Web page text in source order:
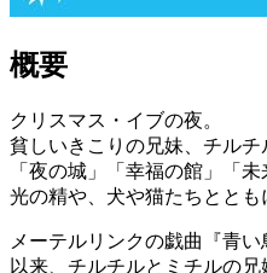
概要
クリスマス・イブの夜。
貧しいきこりの兄妹、チル
「夜の城」「幸福の館」「
光の精や、犬や猫たちとと
メーテルリンクの戯曲『青い
以来、チルチルとミチルの